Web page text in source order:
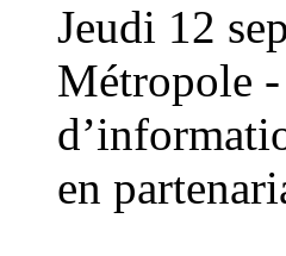
Jeudi 12
Métropole
en